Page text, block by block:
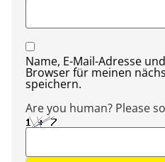
Name, E-Mail-Adresse
Browser für meinen
speichern.
Are you human? Please